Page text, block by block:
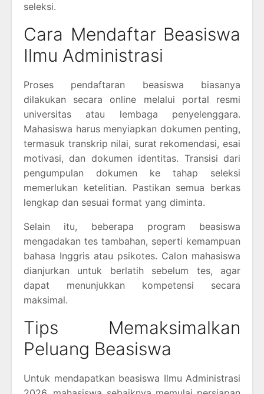
seleksi.
Cara Mendaftar Beasiswa
Ilmu Administrasi
Proses pendaftaran beasiswa biasanya
dilakukan secara online melalui portal resmi
universitas atau lembaga penyelenggara.
Mahasiswa harus menyiapkan dokumen penting,
termasuk transkrip nilai, surat rekomendasi, esai
motivasi, dan dokumen identitas. Transisi dari
pengumpulan dokumen ke tahap seleksi
memerlukan ketelitian. Pastikan semua berkas
lengkap dan sesuai format yang diminta.
Selain itu, beberapa program beasiswa
mengadakan tes tambahan, seperti kemampuan
bahasa Inggris atau psikotes. Calon mahasiswa
dianjurkan untuk berlatih sebelum tes, agar
dapat menunjukkan kompetensi secara
maksimal.
Tips Memaksimalkan
Peluang Beasiswa
Untuk mendapatkan beasiswa Ilmu Administrasi